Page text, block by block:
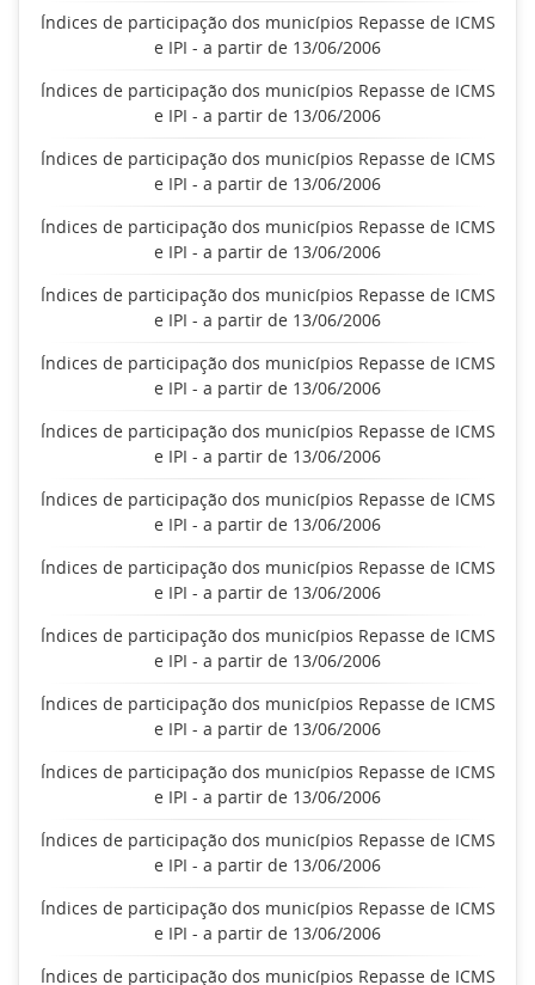
Índices de participação dos municípios Repasse de ICMS
e IPI - a partir de 13/06/2006
Índices de participação dos municípios Repasse de ICMS
e IPI - a partir de 13/06/2006
Índices de participação dos municípios Repasse de ICMS
e IPI - a partir de 13/06/2006
Índices de participação dos municípios Repasse de ICMS
e IPI - a partir de 13/06/2006
Índices de participação dos municípios Repasse de ICMS
e IPI - a partir de 13/06/2006
Índices de participação dos municípios Repasse de ICMS
e IPI - a partir de 13/06/2006
Índices de participação dos municípios Repasse de ICMS
e IPI - a partir de 13/06/2006
Índices de participação dos municípios Repasse de ICMS
e IPI - a partir de 13/06/2006
Índices de participação dos municípios Repasse de ICMS
e IPI - a partir de 13/06/2006
Índices de participação dos municípios Repasse de ICMS
e IPI - a partir de 13/06/2006
Índices de participação dos municípios Repasse de ICMS
e IPI - a partir de 13/06/2006
Índices de participação dos municípios Repasse de ICMS
e IPI - a partir de 13/06/2006
Índices de participação dos municípios Repasse de ICMS
e IPI - a partir de 13/06/2006
Índices de participação dos municípios Repasse de ICMS
e IPI - a partir de 13/06/2006
Índices de participação dos municípios Repasse de ICMS